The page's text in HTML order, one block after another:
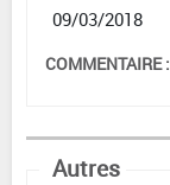
09/03/2018
COMMENTAIRE :
Autres